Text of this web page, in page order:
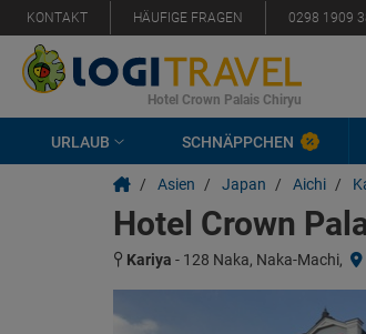
KONTAKT HÄUFIGE FRAGEN 0298 1909
Hotel Crown Palais Chiryu
URLAUB SCHNÄPPCHEN
/ Asien / Japan / Aichi /
Hotel Crown
Kariya - 128 Naka, Naka-Machi,